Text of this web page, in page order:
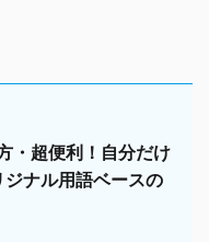
・超便利！自分だけ
ナル用語ベースの